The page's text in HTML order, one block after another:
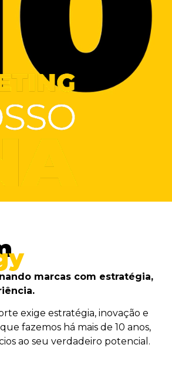
marcas com estratégia,
exige estratégia, inovação e
fazemos há mais de 10 anos,
ao seu verdadeiro potencial.